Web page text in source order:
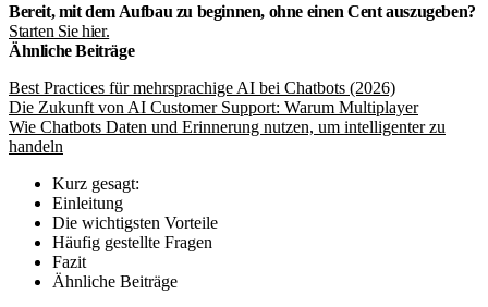
Bereit, mit dem Aufbau zu beginnen, ohne einen Cent auszugeben?
Starten Sie hier.
Ähnliche Beiträge
Best Practices für mehrsprachige AI bei Chatbots (2026)
Die Zukunft von AI Customer Support: Warum Multiplayer
Wie Chatbots Daten und Erinnerung nutzen, um intelligenter zu
handeln
Kurz gesagt:
Einleitung
Die wichtigsten Vorteile
Häufig gestellte Fragen
Fazit
Ähnliche Beiträge